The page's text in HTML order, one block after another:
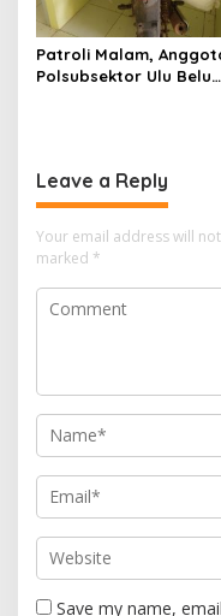
Patroli Malam,
Polsubsektor Ulu Belu
Leave a Reply
Your email address will
marked *
Save my name,